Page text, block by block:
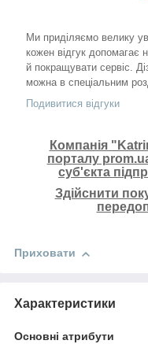
Ми приділяємо велику
кожен відгук допомагає
й покращувати сервіс.
можна в спеціальним
Подивитися відгуки
Компанія
порталу
суб'єкта
Здійснити
Приховати
Характеристики
Основні атрибути